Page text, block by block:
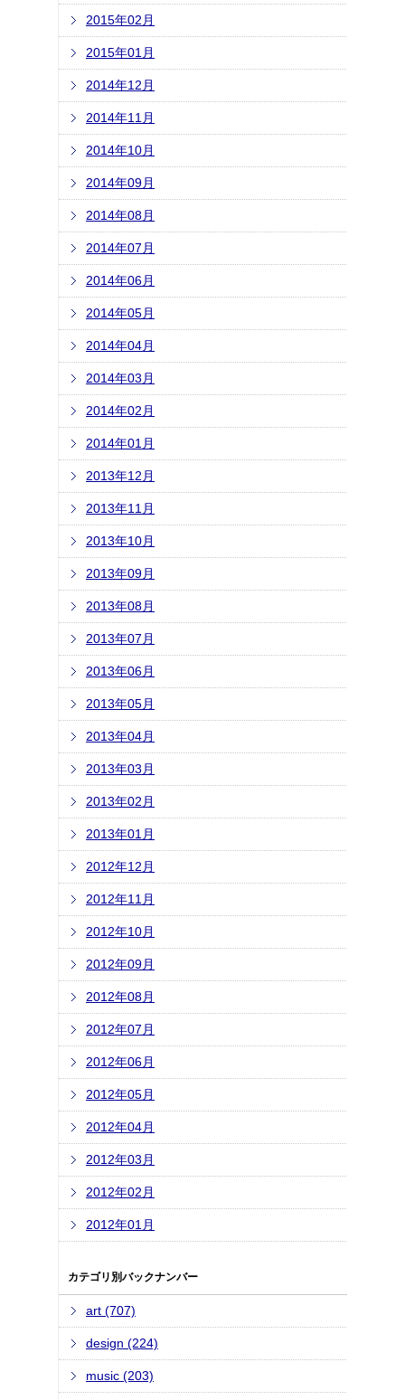
2015年02月
2015年01月
2014年12月
2014年11月
2014年10月
2014年09月
2014年08月
2014年07月
2014年06月
2014年05月
2014年04月
2014年03月
2014年02月
2014年01月
2013年12月
2013年11月
2013年10月
2013年09月
2013年08月
2013年07月
2013年06月
2013年05月
2013年04月
2013年03月
2013年02月
2013年01月
2012年12月
2012年11月
2012年10月
2012年09月
2012年08月
2012年07月
2012年06月
2012年05月
2012年04月
2012年03月
2012年02月
2012年01月
カテゴリ別バックナンバー
art (707)
design (224)
music (203)